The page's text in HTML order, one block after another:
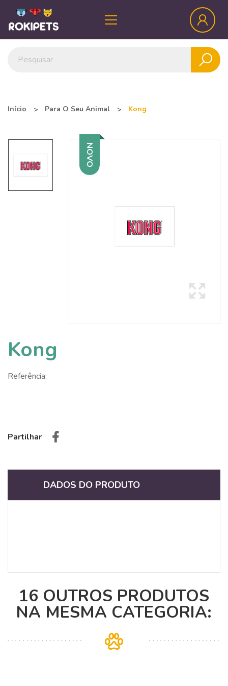
Início Para O Seu Animal Kong
NOVO
Kong
Referência:
Partilhar
DADOS DO PRODUTO
16 OUTROS PRODUTOS
NA MESMA CATEGORIA: